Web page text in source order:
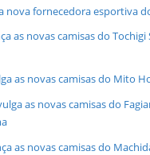
nova fornecedora esportiva
as novas camisas do Tochigi
as novas camisas do Mito
as novas camisas do
as novas camisas do